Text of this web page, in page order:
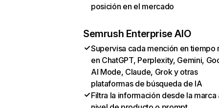
posición en el mercado
Semrush Enterprise AIO
Supervisa cada mención en tiempo
en ChatGPT, Perplexity, Gemini,
AI Mode, Claude, Grok y otras
plataformas de búsqueda de IA
Filtra la información desde la marca